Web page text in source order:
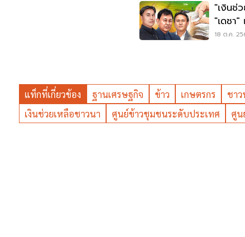
"เงินช่
"เดชา
18 ต.ค.
แท็กที่เกี่ยวข้อง ฐานเศรษฐกิจ ข้าว เกษตรกร ชาว
เงินช่วยเหลือชาวนา
ศูนย์ข้าวชุมชนระดับประเทศ ศูน